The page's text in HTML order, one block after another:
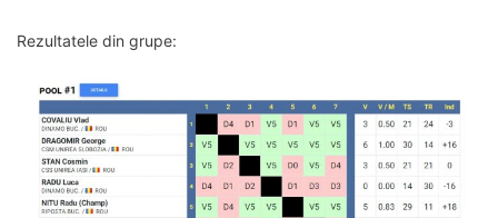
Rezultatele din grupe: